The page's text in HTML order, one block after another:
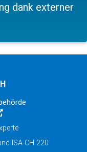
dank externer
ISA-CH 220